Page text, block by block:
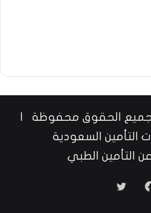
التأمين السعودية
التأمين الطبي
فيسبوك